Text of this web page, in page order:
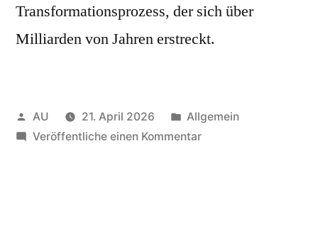
Transformationsprozess, der sich über
Milliarden von Jahren erstreckt.
Veröffentlicht
von
AU 21. April 2026
Veröffentlicht
in
Allgemein
Veröffentliche einen Kommentarzu